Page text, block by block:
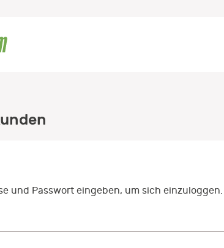
und Passwort eingeben, um sich einzuloggen.